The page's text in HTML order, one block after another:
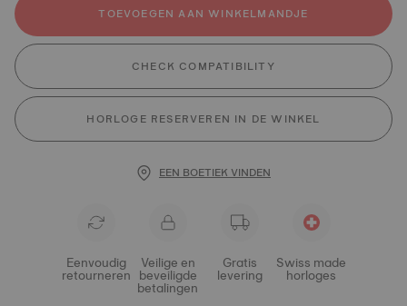
TOEVOEGEN AAN WINKELMANDJE
CHECK COMPATIBILITY
HORLOGE RESERVEREN IN DE WINKEL
EEN BOETIEK VINDEN
Eenvoudig
retourneren
Veilige en
beveiligde
betalingen
Gratis
levering
Swiss made
horloges